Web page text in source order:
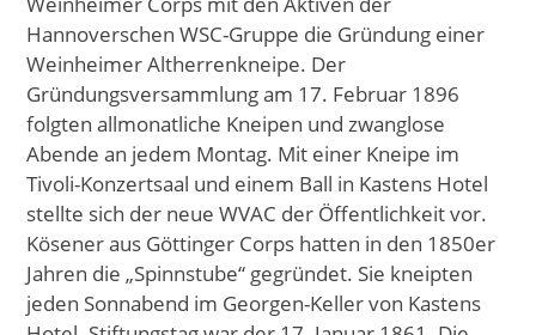
Hannoverschen WSC-Gruppe die Gründung einer
Weinheimer Altherrenkneipe. Der
Gründungsversammlung am 17. Februar 1896
folgten allmonatliche Kneipen und zwanglose
Abende an jedem Montag. Mit einer Kneipe im
Tivoli-Konzertsaal und einem Ball in Kastens Hotel
stellte sich der neue WVAC der Öffentlichkeit vor.
Kösener aus Göttinger Corps hatten in den 1850er
Jahren die „Spinnstube“ gegründet. Sie kneipten
jeden Sonnabend im Georgen-Keller von Kastens